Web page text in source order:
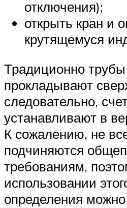
отключения);
открыть кран и
крутящемуся
Традиционно
прокладывают
следовательно,
устанавливают в
К сожалению, не
подчиняются
требованиям,
использовании
определения